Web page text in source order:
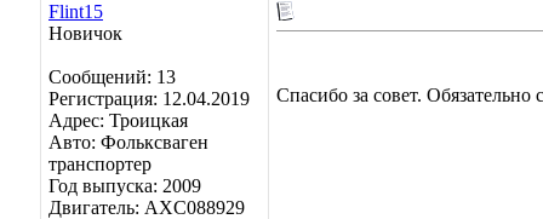
Flint15
Новичок
Сообщений: 13
Регистрация: 12.04.2019
Адрес: Троицкая
Авто: Фольксваген
транспортер
Год выпуска: 2009
Двигатель: AXC088929
Спасибо за совет. Обязательно